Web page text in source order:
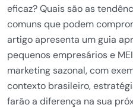
eficaz? Quais são as
comuns que podem
artigo apresenta um guia
pequenos empresários e
marketing sazonal, com
contexto brasileiro,
farão a diferença na sua